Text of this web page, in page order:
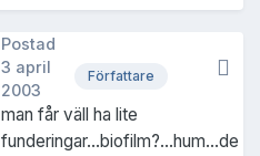
Författare
Postad
3 april
2003
man får väll ha lite
funderingar...biofilm?...hum...de